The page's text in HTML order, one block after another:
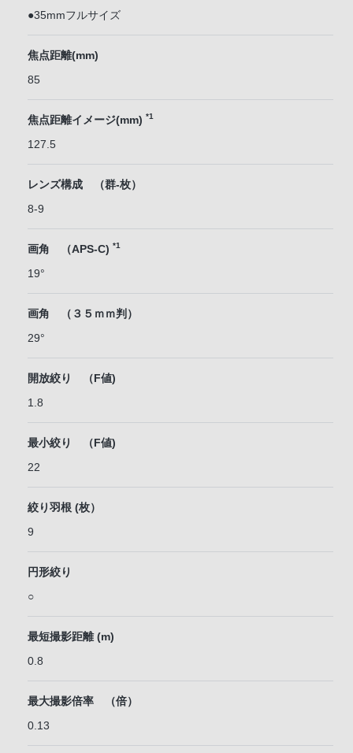
●35mmフルサイズ
焦点距離(mm)
85
焦点距離イメージ(mm) *1
127.5
レンズ構成 （群-枚）
8-9
画角 （APS-C) *1
19°
画角 （３５ｍｍ判）
29°
開放絞り （F値)
1.8
最小絞り （F値)
22
絞り羽根 (枚）
9
円形絞り
○
最短撮影距離 (m)
0.8
最大撮影倍率 （倍）
0.13